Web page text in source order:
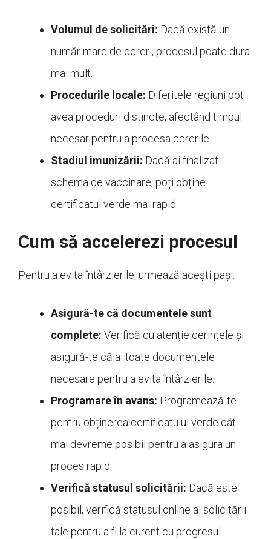
Volumul de solicitări: Dacă există un
număr mare de cereri, procesul poate dura
mai mult.
Procedurile locale: Diferitele regiuni pot
avea proceduri distincte, afectând timpul
necesar pentru a procesa cererile.
Stadiul imunizării: Dacă ai finalizat
schema de vaccinare, poți obține
certificatul verde mai rapid.
Cum să accelerezi procesul
Pentru a evita întârzierile, urmează acești pași:
Asigură-te că documentele sunt
complete: Verifică cu atenție cerințele și
asigură-te că ai toate documentele
necesare pentru a evita întârzierile.
Programare în avans: Programează-te
pentru obținerea certificatului verde cât
mai devreme posibil pentru a asigura un
proces rapid.
Verifică statusul solicitării: Dacă este
posibil, verifică statusul online al solicitării
tale pentru a fi la curent cu progresul.